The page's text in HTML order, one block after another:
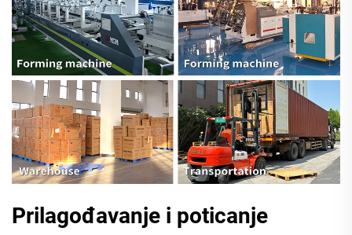
Prilagođavanje i poticanje